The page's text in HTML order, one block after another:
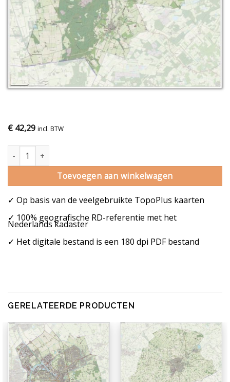
€ 42,29 incl. BTW
Gemeentekaart Rucphen aantal
Toevoegen aan winkelwagen
✓ Op basis van de veelgebruikte TopoPlus kaarten
✓ 100% geografische RD-referentie met het
Nederlands kadaster
✓ Het digitale bestand is een 180 dpi PDF bestand
GERELATEERDE PRODUCTEN